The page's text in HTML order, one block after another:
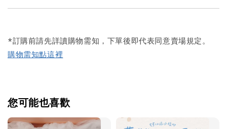
*訂購前請先詳讀購物需知，下單後即代表同意賣場規定。
購物需知點這裡
您可能也喜歡